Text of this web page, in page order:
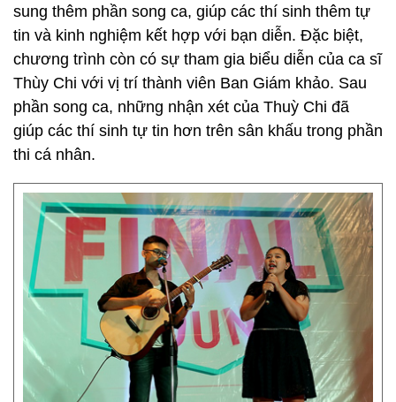
sung thêm phần song ca, giúp các thí sinh thêm tự
tin và kinh nghiệm kết hợp với bạn diễn. Đặc biệt,
chương trình còn có sự tham gia biểu diễn của ca sĩ
Thùy Chi với vị trí thành viên Ban Giám khảo. Sau
phần song ca, những nhận xét của Thuỳ Chi đã
giúp các thí sinh tự tin hơn trên sân khấu trong phần
thi cá nhân.